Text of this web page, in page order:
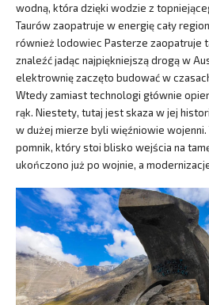
wodną, która dzięki wodzie z
Taurów zaopatruje w energię cały
również lodowiec Pasterze zaopatruje
znaleźć jadąc najpiękniejszą drogą w
elektrownię zaczęto budować w
Wtedy zamiast technologi głównie
rąk. Niestety, tutaj jest skaza w jej
w dużej mierze byli więźniowie wojenni.
pomnik, który stoi blisko wejścia na
ukończono już po wojnie, a